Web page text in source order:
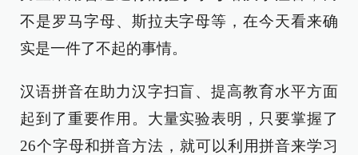
不是罗马字母、斯拉夫字母等，在今天看来确
实是一件了不起的事情。
汉语拼音在助力汉字扫盲、提高教育水平方面
起到了重要作用。大量实验表明，只要掌握了
26个字母和拼音方法，就可以利用拼音来学习